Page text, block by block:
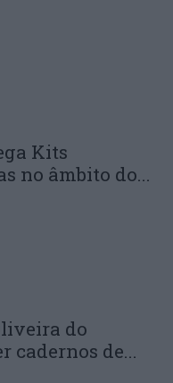
Kits
no âmbito do...
do
cadernos de...